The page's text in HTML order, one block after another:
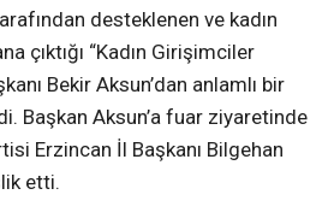
desteklenen ve kadın
çıktığı “Kadın Girişimciler
Bekir Aksun’dan anlamlı bir
Başkan Aksun’a fuar ziyaretinde
Erzincan İl Başkanı Bilgehan
etti.